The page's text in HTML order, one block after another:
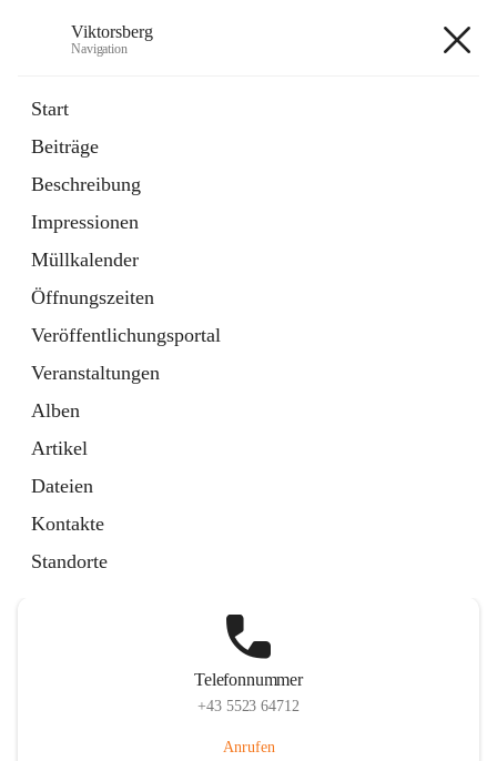
Viktorsberg
Navigation
Start
Beiträge
Beschreibung
Impressionen
Müllkalender
Öffnungszeiten
Veröffentlichungsportal
Veranstaltungen
Alben
Artikel
Dateien
Kontakte
Standorte
1 Schnellzugriff
Bürgerservice
10 Schnellzugriffe
Telefonnummer
+43 5523 64712
Anrufen